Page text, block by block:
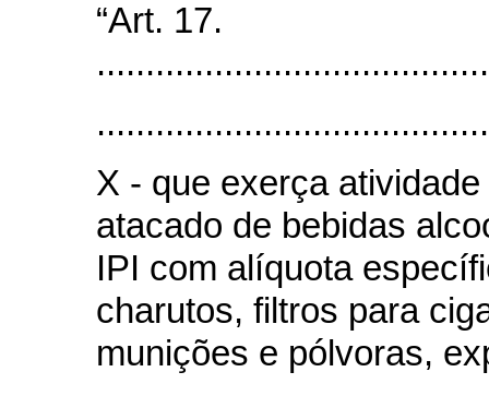
“Art. 17.
X - que exerça
atacado de bebidas
IPI com alíquota
charutos, filtros para
munições e pólvoras,